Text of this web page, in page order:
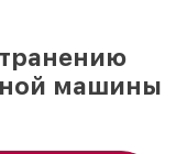
машины